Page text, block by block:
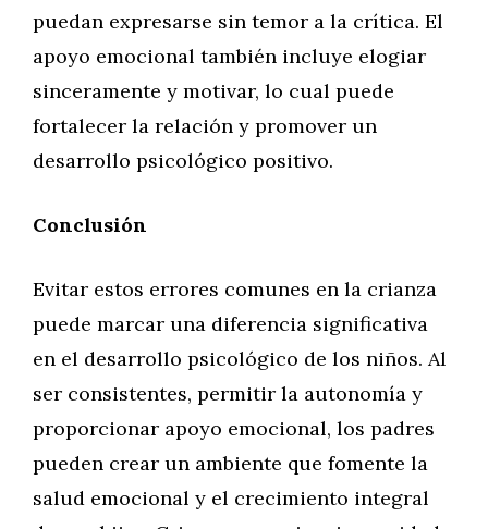
puedan expresarse sin temor a la crítica. El
apoyo emocional también incluye elogiar
sinceramente y motivar, lo cual puede
fortalecer la relación y promover un
desarrollo psicológico positivo.
Conclusión
Evitar estos errores comunes en la crianza
puede marcar una diferencia significativa
en el desarrollo psicológico de los niños. Al
ser consistentes, permitir la autonomía y
proporcionar apoyo emocional, los padres
pueden crear un ambiente que fomente la
salud emocional y el crecimiento integral